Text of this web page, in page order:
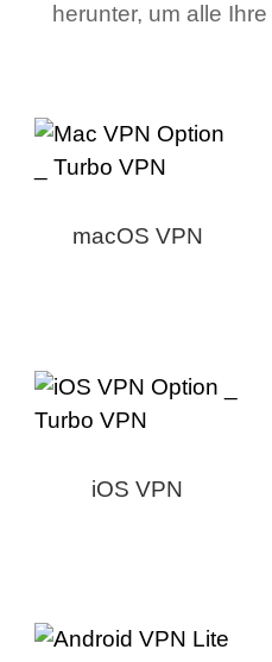
herunter, um alle
macOS VPN
iOS VPN